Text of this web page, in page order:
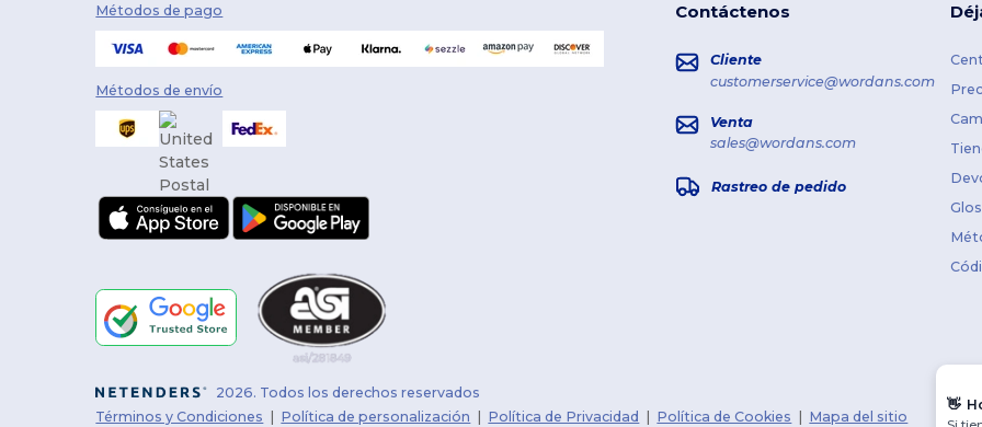
Métodos de pago
Métodos de envío
Contáctenos
Cliente
customerservice@wordans.com
Venta
sales@wordans.com
Rastreo de pedido
2026. Todos los derechos reservados
Términos y Condiciones | Política de personalización | Política de Privacidad | Política de Cookies | Mapa del sitio
👋